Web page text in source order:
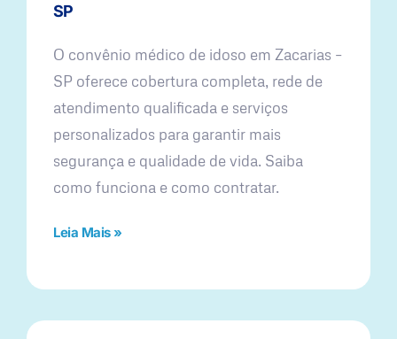
SP
O convênio médico de idoso em Zacarias –
SP oferece cobertura completa, rede de
atendimento qualificada e serviços
personalizados para garantir mais
segurança e qualidade de vida. Saiba
como funciona e como contratar.
Leia Mais »